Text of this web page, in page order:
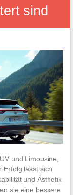
sind
und Limousine,
Erfolg lässt sich
und Ästhetik
sie eine bessere